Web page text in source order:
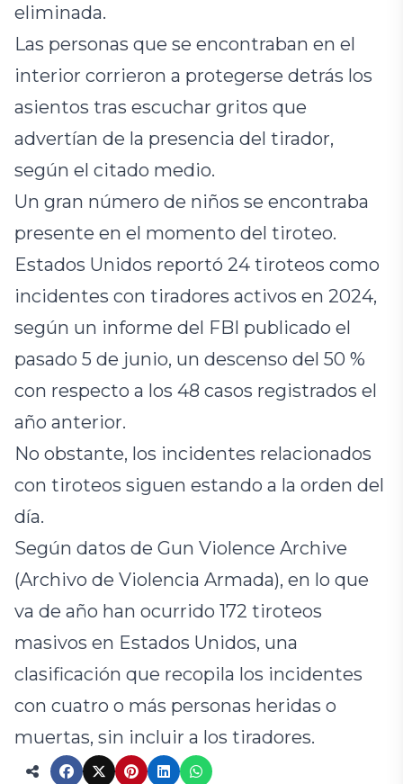
eliminada.
Las personas que se encontraban en el
interior corrieron a protegerse detrás los
asientos tras escuchar gritos que
advertían de la presencia del tirador,
según el citado medio.
Un gran número de niños se encontraba
presente en el momento del tiroteo.
Estados Unidos reportó 24 tiroteos como
incidentes con tiradores activos en 2024,
según un informe del FBI publicado el
pasado 5 de junio, un descenso del 50 %
con respecto a los 48 casos registrados el
año anterior.
No obstante, los incidentes relacionados
con tiroteos siguen estando a la orden del
día.
Según datos de Gun Violence Archive
(Archivo de Violencia Armada), en lo que
va de año han ocurrido 172 tiroteos
masivos en Estados Unidos, una
clasificación que recopila los incidentes
con cuatro o más personas heridas o
muertas, sin incluir a los tiradores.